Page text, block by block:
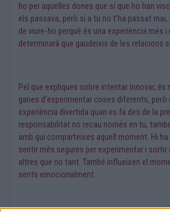
ho per aquelles dones que sí que ho han
els passava, però si a tu no t’ha passat
de viure-ho perquè és una experiència més i
determinarà que gaudeixis de les relacions
Pel que expliques sobre intentar innovar,
ganes d’experimentar coses diferents, però
experiència divertida quan es fa des de la
responsabilitat no recau només en tu,
amb qui comparteixes aquell moment. Hi
sentir més segures per experimentar i
altres que no tant. També influeixen el
sents emocionalment.